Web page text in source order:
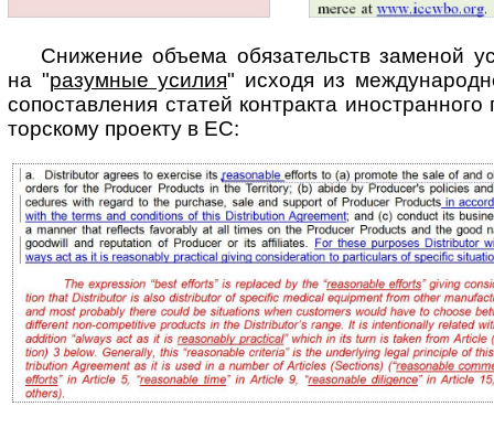
Снижение объема обязательств заменой
на "разумные усилия" исходя из
сопоставления статей контракта
тор­ско­му проекту в ЕС: